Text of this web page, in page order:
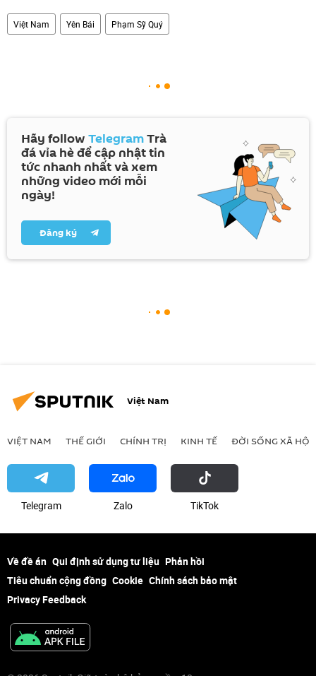
Việt Nam Yên Bái Phạm Sỹ Quý
Hãy follow TelegramTrà
đá vỉa hè để cập nhật tin
tức nhanh nhất và xem
những video mới mỗi
ngày!
Đăng ký
Việt Nam
VIỆT NAM THẾ GIỚI CHÍNH TRỊ KINH TẾ ĐỜI SỐNG XÃ HỘI
Telegram Zalo ТikТоk
Về đề án Qui định sử dụng tư liệu Phản hồi
Tiêu chuẩn cộng đồng Cookie Chính sách bảo mật
Privacy Feedback